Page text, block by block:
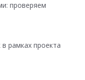
проверяем
рамках проекта